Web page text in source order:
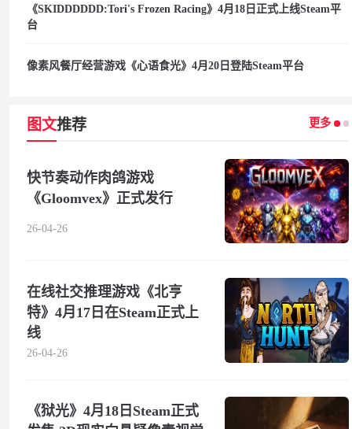
《SKIDDDDDD:Tori's Frozen Racing》4月18日正式上线Steam平
台
像素风餐厅经营游戏《心语食光》4月20日登陆Steam平台
图文推荐 更多
快节奏动作肉鸽游戏
《Gloomvex》正式发行
26-04-26
在线社交推理游戏《北亨
特》4月17日在Steam正式上
线
26-04-26
《狱光》4月18日Steam正式